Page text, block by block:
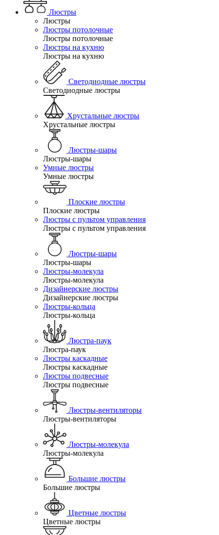
Люстры
Люстры
Люстры потолочные
Люстры потолочные
Люстры на кухню
Люстры на кухню
Светодиодные люстры
Светодиодные люстры
Хрустальные люстры
Хрустальные люстры
Люстры-шары
Люстры-шары
Умные люстры
Умные люстры
Плоские люстры
Плоские люстры
Люстры с пультом управления
Люстры с пультом управления
Люстры-шары
Люстры-шары
Люстры-молекула
Люстры-молекула
Дизайнерские люстры
Дизайнерские люстры
Люстры-кольца
Люстры-кольца
Люстра-паук
Люстра-паук
Люстры каскадные
Люстры каскадные
Люстры подвесные
Люстры подвесные
Люстры-вентиляторы
Люстры-вентиляторы
Люстры-молекула
Люстры-молекула
Большие люстры
Большие люстры
Цветные люстры
Цветные люстры